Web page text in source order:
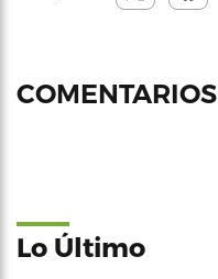
COMENTARIOS
Lo Último